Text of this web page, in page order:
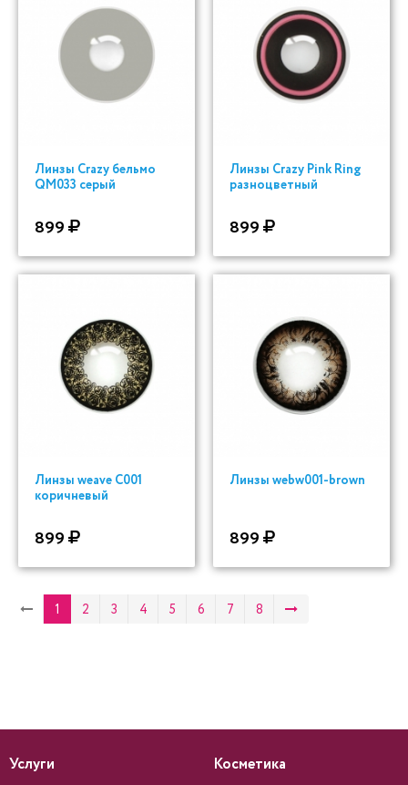
Линзы Crazy бельмо
QM033 серый
899
Линзы Crazy Pink Ring
разноцветный
899
Линзы weave C001
коричневый
899
Линзы webw001-brown
899
1 2 3 4 5 6 7 8
Услуги Косметика